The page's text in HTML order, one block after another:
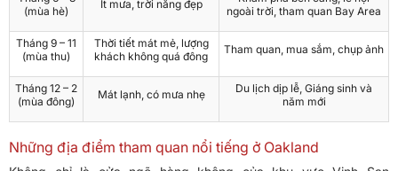
(mùa hè)
Ít mưa, trời nắng đẹp
ngoài trời, tham quan Bay Area
Tháng 9 – 11
(mùa thu)
Thời tiết mát mẻ, lượng
khách không quá đông
Tham quan, mua sắm, chụp ảnh
Tháng 12 – 2
(mùa đông)
Mát lạnh, có mưa nhẹ
Du lịch dịp lễ, Giáng sinh và
năm mới
Những địa điểm tham quan nổi tiếng ở Oakland